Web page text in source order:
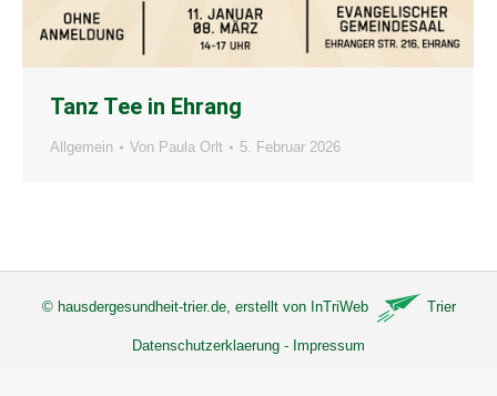
Tanz Tee in Ehrang
Allgemein Von Paula Orlt 5. Februar 2026
© hausdergesundheit-trier.de, erstellt von InTriWeb Trier
Datenschutzerklaerung - Impressum